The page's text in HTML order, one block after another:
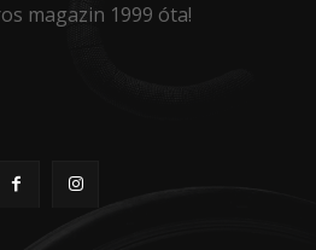
magazin 1999 óta!